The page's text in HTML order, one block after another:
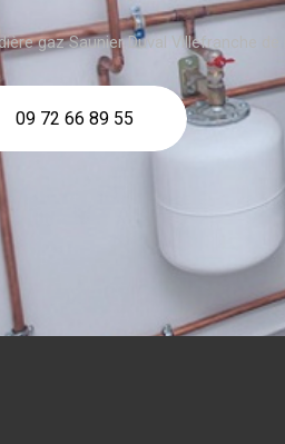
gaz Saunier Duval Villefranche de
09 72 66 89 55